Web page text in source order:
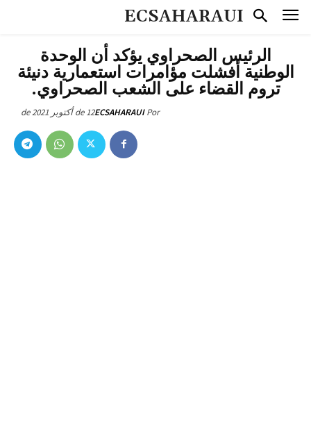
ECSAHARAUI
الرئيس الصحراوي يؤكد أن الوحدة
الوطنية أفشلت مؤامرات استعمارية دنيئة
تروم القضاء على الشعب الصحراوي.
Por
ECSAHARAUI12 de أكتوبر de 2021